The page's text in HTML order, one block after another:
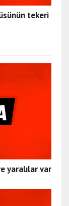
tekeri
yaralılar var